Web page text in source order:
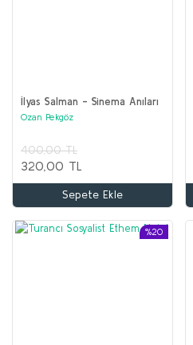
İlyas Salman - Sinema Anıları
Ozan Pekgöz
400,00 TL
320,00 TL
Sepete Ekle
%20